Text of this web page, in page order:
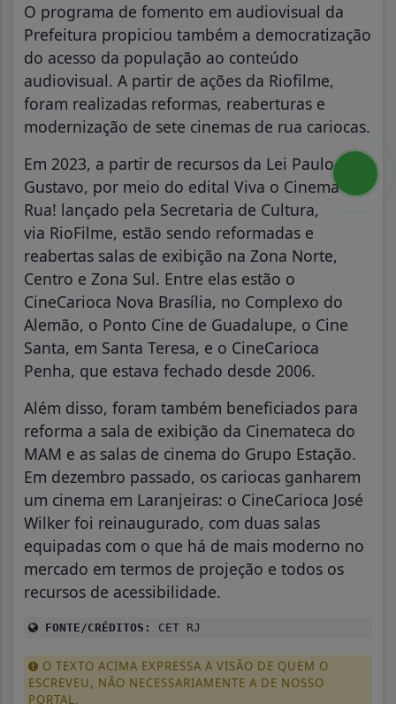
O programa de fomento em audiovisual da
Prefeitura propiciou também a democratização
do acesso da população ao conteúdo
audiovisual. A partir de ações da Riofilme,
foram realizadas reformas, reaberturas e
modernização de sete cinemas de rua cariocas.
Em 2023, a partir de recursos da Lei Paulo
Gustavo, por meio do edital Viva o Cinema de
Rua! lançado pela Secretaria de Cultura,
via RioFilme, estão sendo reformadas e
reabertas salas de exibição na Zona Norte,
Centro e Zona Sul. Entre elas estão o
CineCarioca Nova Brasília, no Complexo do
Alemão, o Ponto Cine de Guadalupe, o Cine
Santa, em Santa Teresa, e o CineCarioca
Penha, que estava fechado desde 2006.
Além disso, foram também beneficiados para
reforma a sala de exibição da Cinemateca do
MAM e as salas de cinema do Grupo Estação.
Em dezembro passado, os cariocas ganharem
um cinema em Laranjeiras: o CineCarioca José
Wilker foi reinaugurado, com duas salas
equipadas com o que há de mais moderno no
mercado em termos de projeção e todos os
recursos de acessibilidade.
FONTE/CRÉDITOS: CET RJ
O TEXTO ACIMA EXPRESSA A VISÃO DE QUEM O
ESCREVEU, NÃO NECESSARIAMENTE A DE NOSSO
PORTAL.